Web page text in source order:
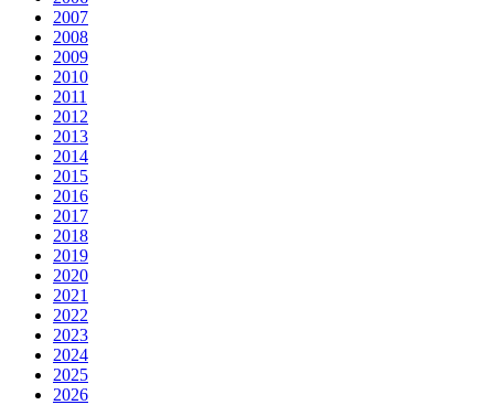
2007
2008
2009
2010
2011
2012
2013
2014
2015
2016
2017
2018
2019
2020
2021
2022
2023
2024
2025
2026